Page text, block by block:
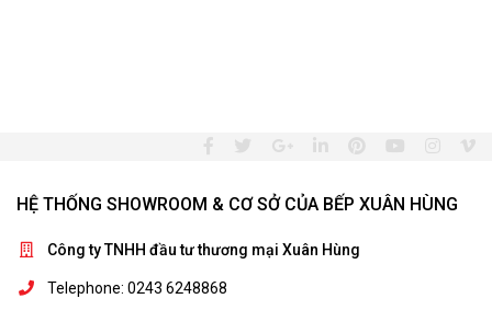
HỆ THỐNG SHOWROOM & CƠ SỞ CỦA BẾP XUÂN HÙNG
Công ty TNHH đầu tư thương mại Xuân Hùng
Telephone: 0243 6248868